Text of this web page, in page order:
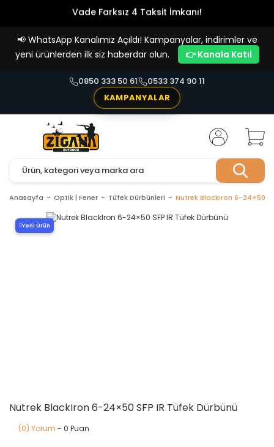
Vade Farksız 4 Taksit İmkanı!
📢 WhatsApp Kanalımız Açıldı! Kampanyalar, indirimler ve
yeni ürünlerden ilk siz haberdar olun.
👉 Kanala Katıl
0850 333 50 61
0533 374 90 11
KAMPANYALAR
Anasayfa Optik | Fener Tüfek Dürbünleri Nutrek BlackIron 6-24×50
Yeni Ürün
Nutrek BlackIron 6-24×50 SFP IR Tüfek Dürbünü
(0) Yorum - 0 Puan